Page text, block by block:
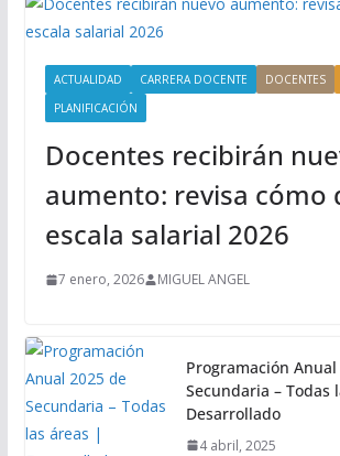
ACTUALIDAD CARRERA DOCENTE DOCENTES
PLANIFICACIÓN
Docentes recibirán
aumento: revisa cómo
escala salarial 2026
7 enero, 2026 MIGUEL ANGEL
Programación
Secundaria – Todas
Desarrollado
4 abril, 2025